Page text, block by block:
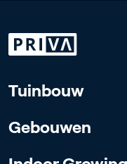
Tuinbouw
Gebouwen